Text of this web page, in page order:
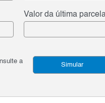
Valor da última
a
Simular